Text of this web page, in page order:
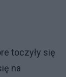
toczyły się
na